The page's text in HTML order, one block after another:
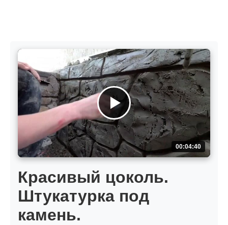
00:04:40
Красивый цоколь.
Штукатурка под
камень.